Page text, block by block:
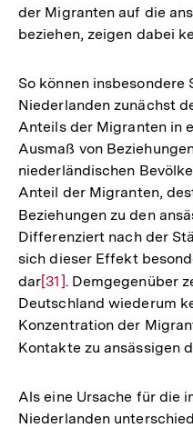
der Migranten auf die
beziehen, zeigen dabei
So können insbesondere
Niederlanden zunächst
Anteils der Migranten in
Ausmaß von
niederländischen
Anteil der Migranten,
Beziehungen zu den
Differenziert nach der
sich dieser Effekt
darZur
Auflösung
der
Fußnote
[31]. Demgegenüber
Deutschland wiederum
Konzentration der
Kontakte zu ansässigen
Als eine Ursache für die
Niederlanden